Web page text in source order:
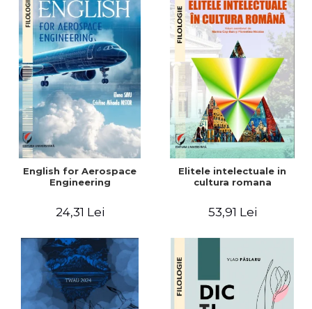
English for Aerospace
Engineering
24,31 Lei
Elitele intelectuale in
cultura romana
53,91 Lei